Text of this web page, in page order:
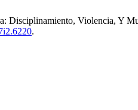
Disciplinamiento, Violencia, Y
.